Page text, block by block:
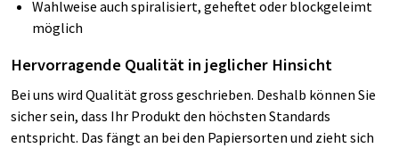
Wahlweise auch spiralisiert, geheftet oder blockgeleimt
möglich
Hervorragende Qualität in jeglicher Hinsicht
Bei uns wird Qualität gross geschrieben. Deshalb können Sie
sicher sein, dass Ihr Produkt den höchsten Standards
entspricht. Das fängt an bei den Papiersorten und zieht sich